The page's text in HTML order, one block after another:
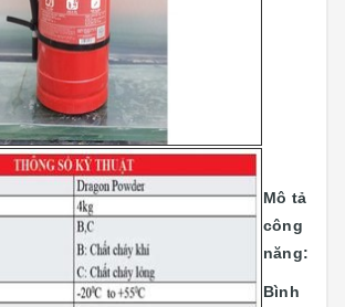
Mô tả
công
năng:
Bình